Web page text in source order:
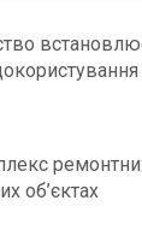
об’єктах